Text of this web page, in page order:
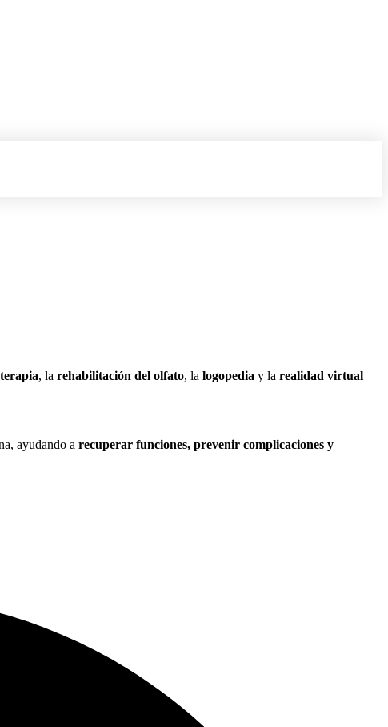
, la rehabilitación del olfato, la logopedia y la realidad virtual
ayudando a recuperar funciones, prevenir complicaciones y